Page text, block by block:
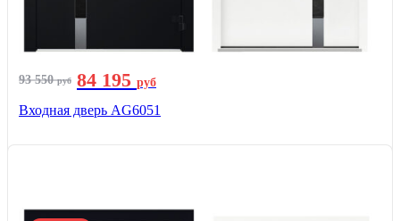
93 550руб 84 195 руб
Входная дверь AG6051